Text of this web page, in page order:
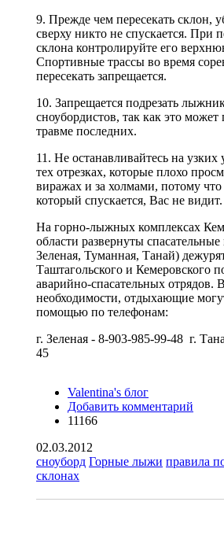
9. Прежде чем пересекать склон,
сверху никто не спускается. При
склона контролируйте его
Спортивные трассы во время
пересекать запрещается.
10. Запрещается подрезать
сноубордистов, так как это может
травме последних.
11. Не останавливайтесь на узких
тех отрезках, которые плохо
виражах и за холмами, потому
который спускается, Вас не видит.
На горно-лыжных комплексах
области развернуты спасательные
Зеленая, Туманная, Танай)
Таштагольского и Кемеровского
аварийно-спасательных отрядов.
необходимости, отдыхающие
помощью по телефонам:
г. Зеленая - 8-903-985-99-48 г.
45
Valentina's блог
Добавить комментарий
11166
02.03.2012
сноуборд Горные лыжи правила
склонах